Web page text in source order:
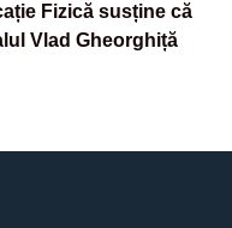
Fizică susține că
Vlad Gheorghiță